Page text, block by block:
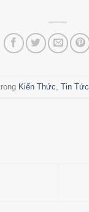
Kiến Thức Tin Tức